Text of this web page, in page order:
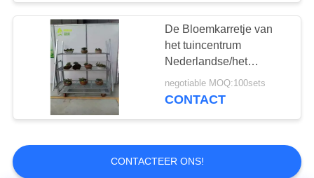
De Bloemkarretje van
het tuincentrum
Nederlandse/het
Karretjerekken
1350*565*1900 mm van
negotiable MOQ:100sets
CONTACT
CONTACTEER ONS!